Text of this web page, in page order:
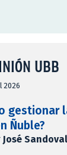
UBB
2026
gestionar
Ñuble?
José